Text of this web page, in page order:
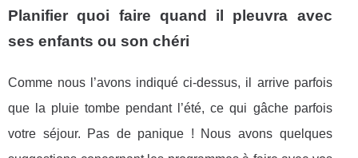
Planifier quoi faire quand il pleuvra avec
ses enfants ou son chéri
Comme nous l’avons indiqué ci-dessus, il arrive parfois
que la pluie tombe pendant l’été, ce qui gâche parfois
votre séjour. Pas de panique ! Nous avons quelques